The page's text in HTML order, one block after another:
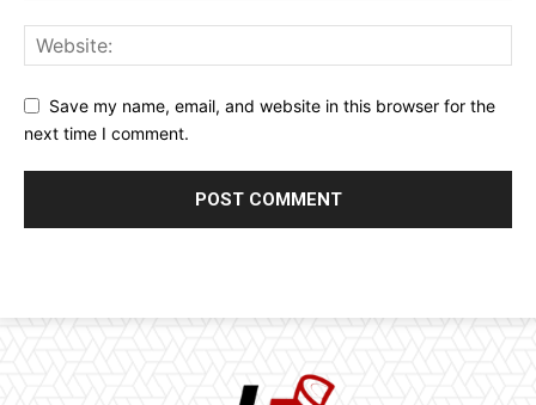
Save my name, email, and website in this browser for the
next time I comment.